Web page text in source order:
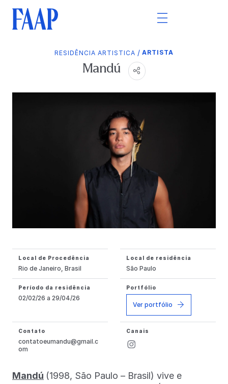
RESIDÊNCIA ARTISTICA / ARTISTA
Mandú
Local de Procedência
Rio de Janeiro, Brasil
Local de residência
São Paulo
Período da residência
02/02/26 a 29/04/26
Portfólio
Ver portfólio
Contato
contatoeumandu@gmail.c
om
Canais
Mandú (1998, São Paulo – Brasil) vive e